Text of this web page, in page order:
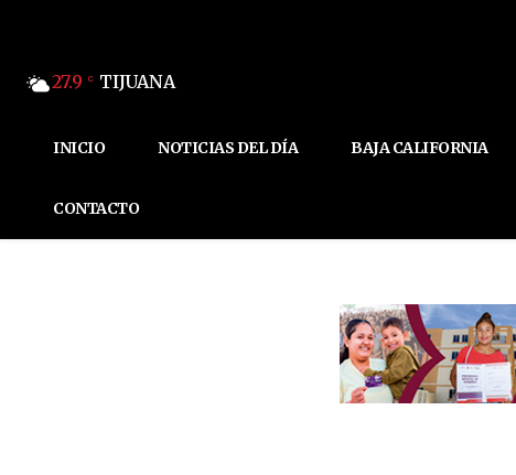
27.9 C TIJUANA
INICIO NOTICIAS DEL DÍA BAJA CALIFORNIA
CONTACTO